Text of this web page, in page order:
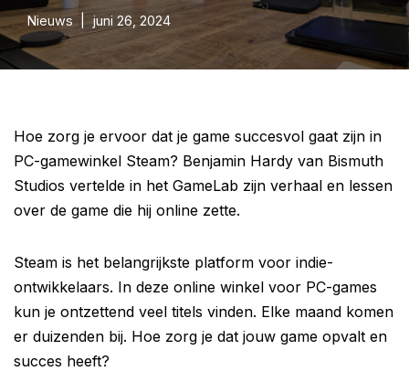
Nieuws juni 26, 2024
Hoe zorg je ervoor dat je game succesvol gaat zijn in
PC-gamewinkel Steam? Benjamin Hardy van Bismuth
Studios vertelde in het GameLab zijn verhaal en lessen
over de game die hij online zette.
Steam is het belangrijkste platform voor indie-
ontwikkelaars. In deze online winkel voor PC-games
kun je ontzettend veel titels vinden. Elke maand komen
er duizenden bij. Hoe zorg je dat jouw game opvalt en
succes heeft?